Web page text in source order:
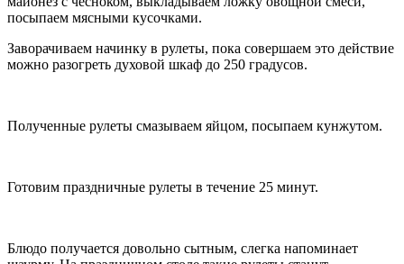
посыпаем мясными кусочками.
Заворачиваем начинку в рулеты, пока совершаем это действие
можно разогреть духовой шкаф до 250 градусов.
Полученные рулеты смазываем яйцом, посыпаем кунжутом.
Готовим праздничные рулеты в течение 25 минут.
Блюдо получается довольно сытным, слегка напоминает